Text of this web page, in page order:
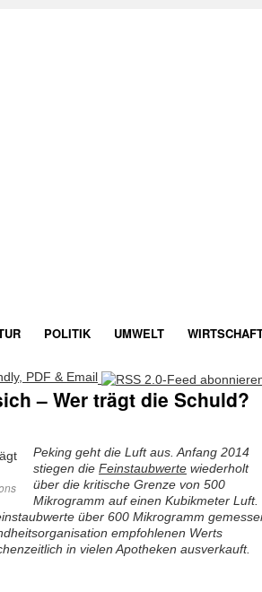
POLITIK UMWELT
– Wer trägt die Schuld?
Peking geht die Luft aus. Anfang 2014
stiegen die Feinstaubwerte wiederholt
über die kritische Grenze von 500
Mikrogramm auf einen Kubikmeter Luft.
über 600 Mikrogramm
empfohlenen Werts
in vielen Apotheken ausverkauft.